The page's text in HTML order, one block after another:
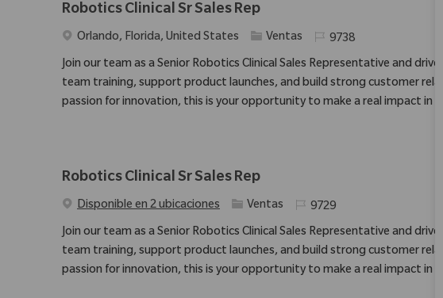
Robotics Clinical Sr Sales Rep
Ubicación
Orlando, Florida, United States Categoría
Ventas Identificación requerida
9738
Join our team as a Senior Robotics Clinical Sales Representative and
team training, support product launches, and build strong customer
passion for innovation, this is your opportunity to make a real impact in
Robotics Clinical Sr Sales Rep
Disponible en 2 ubicaciones Categoría
Ventas Identificación requerida
9729
Join our team as a Senior Robotics Clinical Sales Representative and
team training, support product launches, and build strong customer
passion for innovation, this is your opportunity to make a real impact in